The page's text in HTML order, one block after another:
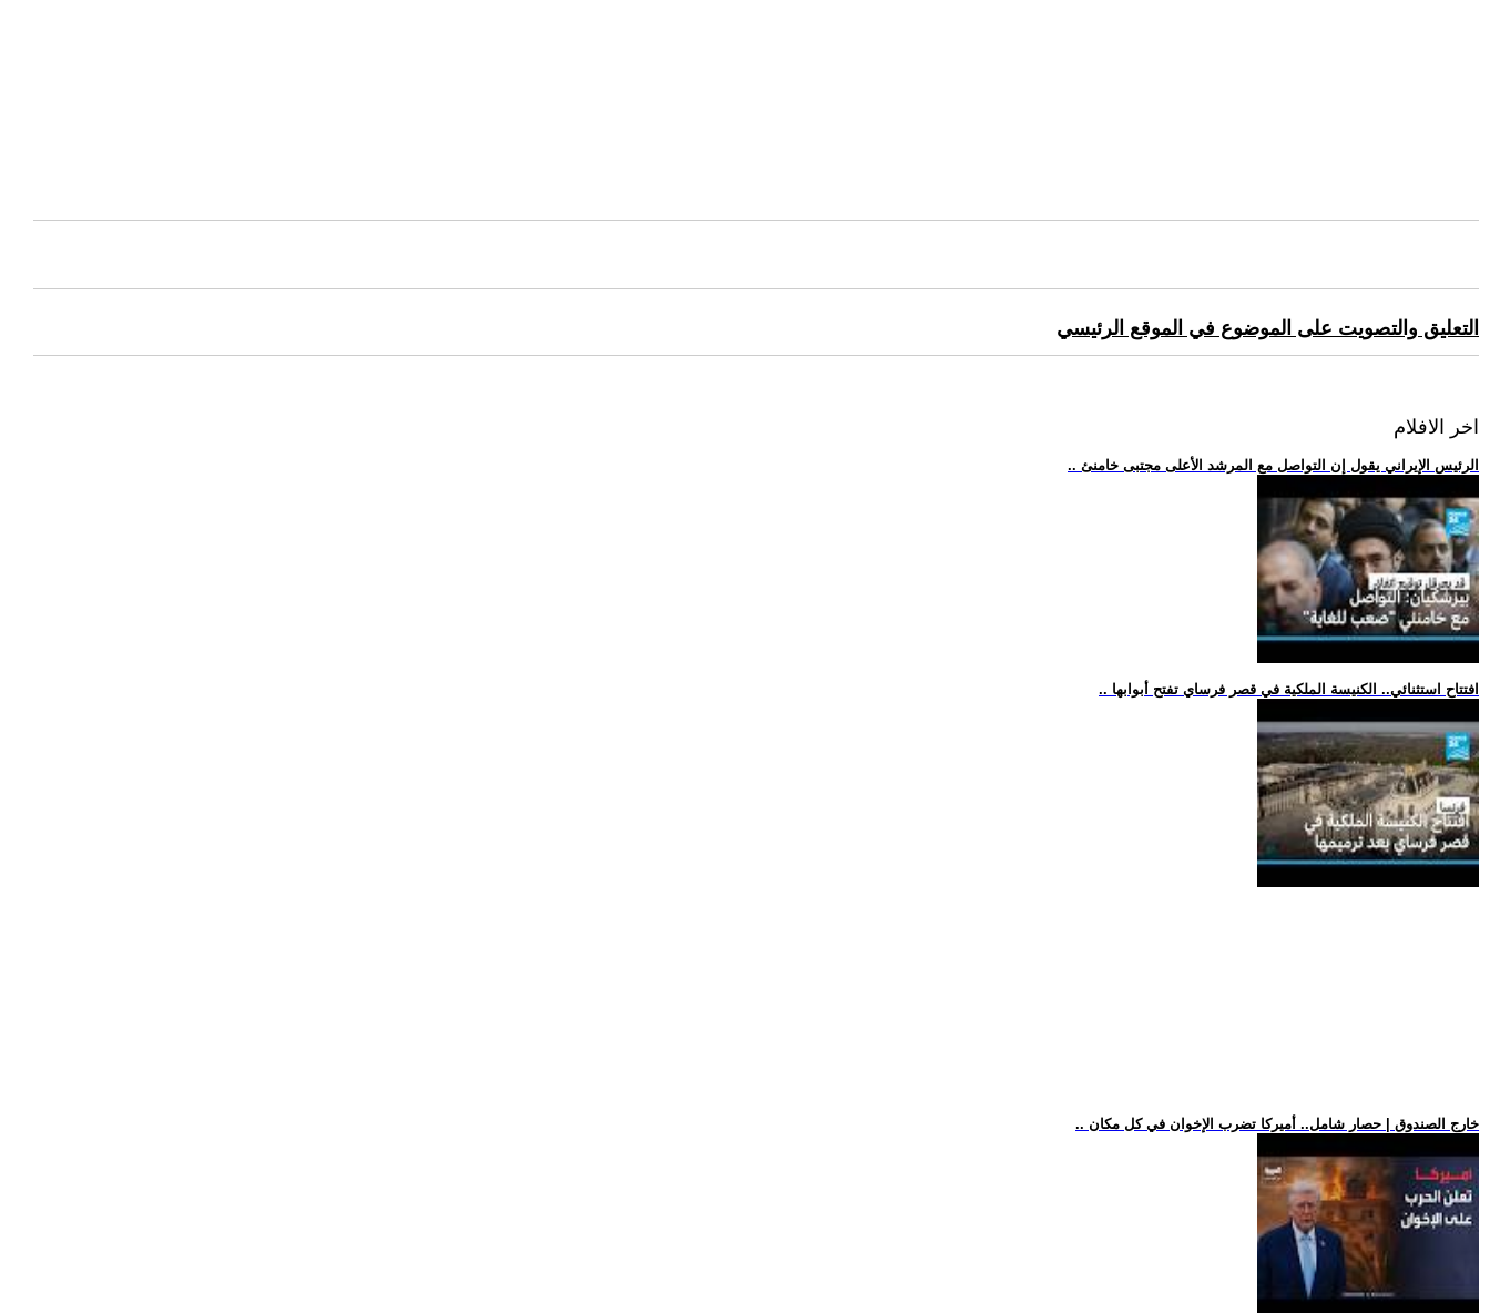
التعليق والتصويت على الموضوع في الموقع الرئيسي
اخر الافلام
.. الرئيس الإيراني يقول إن التواصل مع المرشد الأعلى مجتبى خامنئ
.. افتتاح استثنائي.. الكنيسة الملكية في قصر فرساي تفتح أبوابها
.. خارج الصندوق | حصار شامل.. أميركا تضرب الإخوان في كل مكان